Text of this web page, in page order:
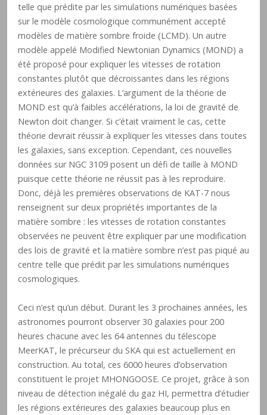
telle que prédite par les simulations numériques basées
sur le modèle cosmologique communément accepté
modèles de matière sombre froide (LCMD). Un autre
modèle appelé Modified Newtonian Dynamics (MOND) a
été proposé pour expliquer les vitesses de rotation
constantes plutôt que décroissantes dans les régions
extérieures des galaxies. L’argument de la théorie de
MOND est qu’à faibles accélérations, la loi de gravité de
Newton doit changer. Si c’était vraiment le cas, cette
théorie devrait réussir à expliquer les vitesses dans toutes
les galaxies, sans exception. Cependant, ces nouvelles
données sur NGC 3109 posent un défi de taille à MOND
puisque cette théorie ne réussit pas à les reproduire.
Donc, déjà les premières observations de KAT-7 nous
renseignent sur deux propriétés importantes de la
matière sombre : les vitesses de rotation constantes
observées ne peuvent être expliquer par une modification
des lois de gravité et la matière sombre n’est pas piqué au
centre telle que prédit par les simulations numériques
cosmologiques.
Ceci n’est qu’un début. Durant les 3 prochaines années, les
astronomes pourront observer 30 galaxies pour 200
heures chacune avec les 64 antennes du télescope
MeerKAT, le précurseur du SKA qui est actuellement en
construction. Au total, ces 6000 heures d’observation
constituent le projet MHONGOOSE. Ce projet, grâce à son
niveau de détection inégalé du gaz HI, permettra d’étudier
les régions extérieures des galaxies beaucoup plus en